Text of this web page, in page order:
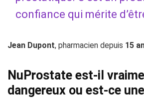
confiance qui mérite
Jean Dupont, pharmacien depuis 15
NuProstate est-il
dangereux ou est-ce